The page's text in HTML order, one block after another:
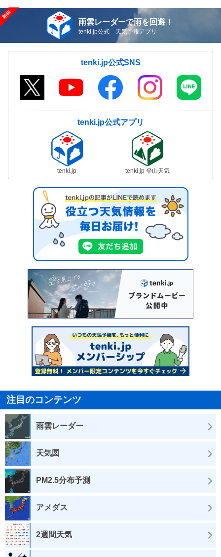
雨雲レーダーで雨を回避！
tenki.jp公式 天気予報アプリ
tenki.jp公式SNS
tenki.jp公式アプリ
tenki.jp tenki.jp 登山天気
注目のコンテンツ
雨雲レーダー
天気図
PM2.5分布予測
アメダス
2週間天気